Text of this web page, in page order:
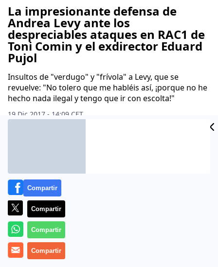
La impresionante defensa de
Andrea Levy ante los
despreciables ataques en RAC1 de
Toni Comin y el exdirector Eduard
Pujol
Insultos de "verdugo" y "frívola" a Levy, que se
revuelve: "No tolero que me habléis así, ¡porque no he
hecho nada ilegal y tengo que ir con escolta!"
19 Dic 2017 - 14:09 CET
Compartir
Compartir
Compartir
Compartir